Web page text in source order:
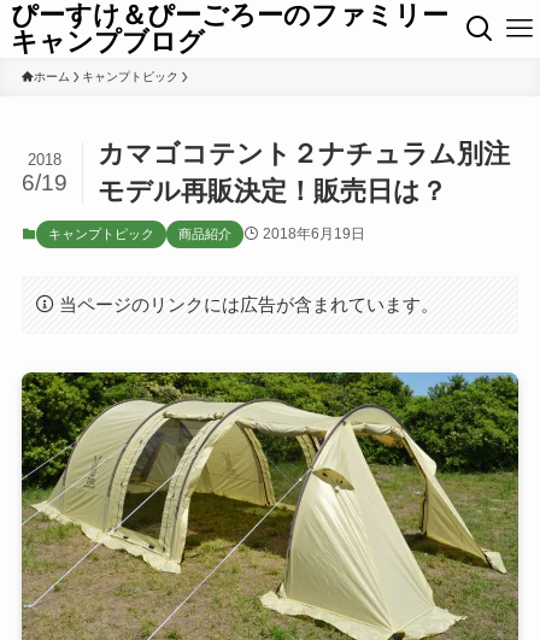
ぴーすけ＆ぴーごろーのファミリー
キャンプブログ
ホーム キャンプトピック
カマゴコテント２ナチュラム別注
モデル再販決定！販売日は？
2018
6/19
キャンプトピック 商品紹介 2018年6月19日
当ページのリンクには広告が含まれています。